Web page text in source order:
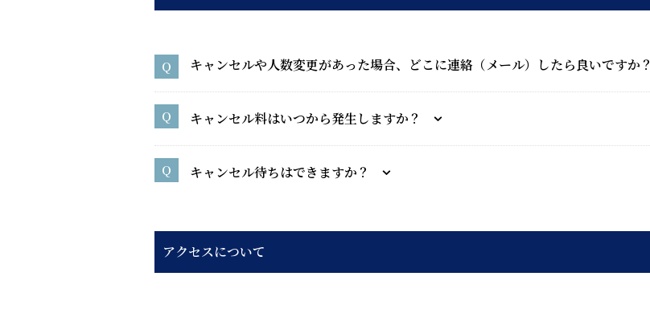
キャンセルや人数変更があった場合、どこに連絡（メール）したら良いですか？
キャンセル料はいつから発生しますか？
キャンセル待ちはできますか？
アクセスについて